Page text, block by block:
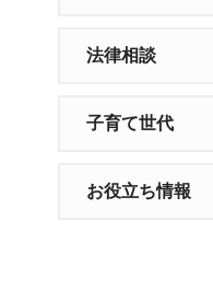
法律相談
子育て世代
お役立ち情報